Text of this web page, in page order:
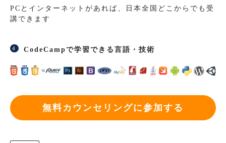
PCとインターネットがあれば、日本全国どこからでも受
講できます
CodeCampで学習できる言語・技術
無料カウンセリングに参加する